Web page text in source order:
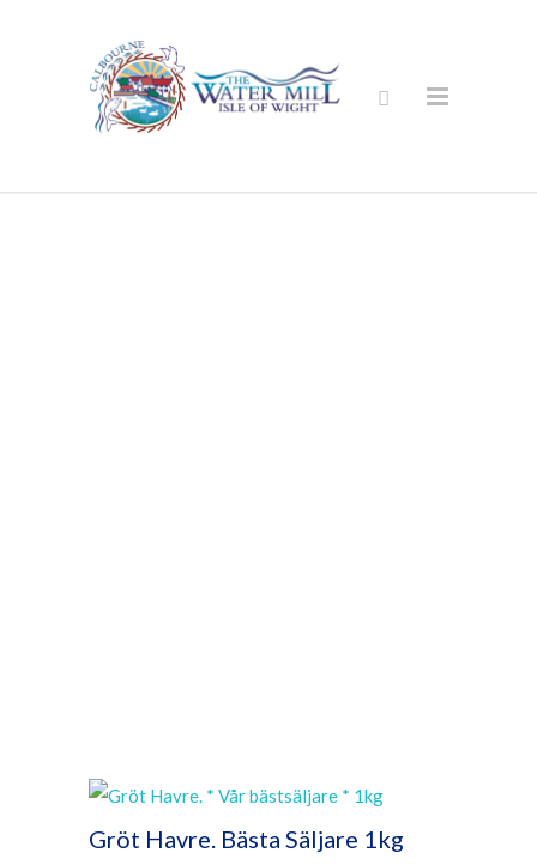
Gröt Havre. Bästa Säljare 1kg